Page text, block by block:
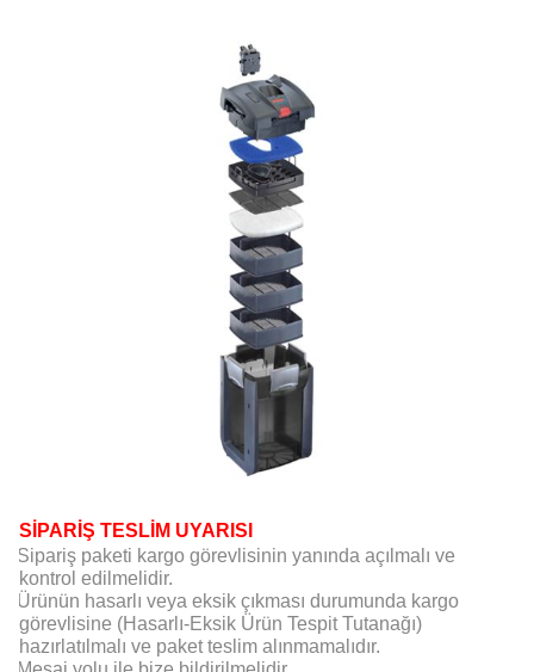
SİPARİŞ TESLİM UYARISI
Sipariş paketi kargo görevlisinin yanında açılmalı ve
kontrol edilmelidir.
Ürünün hasarlı veya eksik çıkması durumunda kargo
görevlisine (Hasarlı-Eksik Ürün Tespit Tutanağı)
hazırlatılmalı ve paket teslim alınmamalıdır.